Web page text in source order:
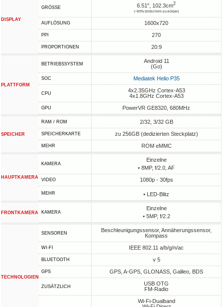
DISPLAY
GRÖSSE 6.51", 102.3cm2
(~83% bildschirm-zu-körper)
AUFLÖSUNG 1600x720
PPI 270
PROPORTIONEN 20:9
PLATTFORM
BETRIEBSSYSTEM
Android 11
(Go)
SOC Mediatek Helio P35
CPU
4x2.35GHz Cortex-A53
4x1.8GHz Cortex-A53
GPU PowerVR GE8320, 680MHz
SPEICHER
RAM / ROM 2/32, 3/32 GB
SPEICHERKARTE zu 256GB (dedizierten Steckplatz)
MEHR ROM eMMC
HAUPTKAMERA
KAMERA
Einzelne
• 8MP, f/2.0, AF
VIDEO 1080p - 30fps
MEHR • LED-Blitz
FRONTKAMERA KAMERA
Einzelne
• 5MP, f/2.2
TECHNOLOGIEN
SENSOREN
Beschleunigungssensor, Annäherungssensor,
Kompass
WI-FI IEEE 802.11 a/b/g/n/ac
BLUETOOTH v 5
GPS GPS, A-GPS, GLONASS, Galileo, BDS
ZUSÄTZLICH
USB OTG
FM-Radio
Wi-Fi-Dualband